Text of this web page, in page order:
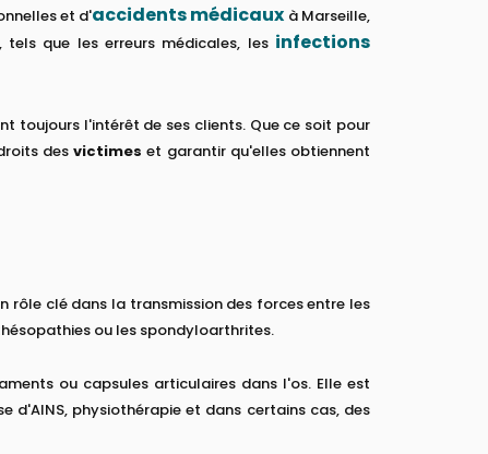
et d'accidents médicaux à Marseille,
tels que les erreurs médicales, les infections
toujours l'intérêt de ses clients. Que ce soit pour
desvictimes et garantir qu'elles obtiennent
rôle clé dans la transmission des forces entre les
ou les spondyloarthrites.
ou capsules articulaires dans l'os. Elle est
d'AINS, physiothérapie et dans certains cas, des